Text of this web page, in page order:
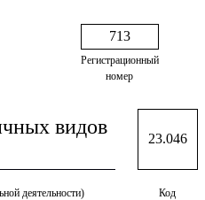
713
Регистрационный
номер
видов
23.046
деятельности) Код